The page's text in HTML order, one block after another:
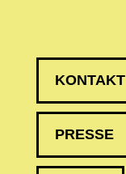
KONTAKT
PRESSE